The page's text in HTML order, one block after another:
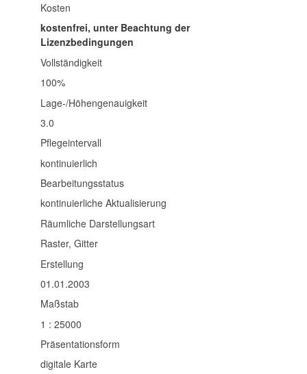
Kosten
kostenfrei, unter Beachtung der
Lizenzbedingungen
Vollständigkeit
100%
Lage-/Höhengenauigkeit
3.0
Pflegeintervall
kontinuierlich
Bearbeitungsstatus
kontinuierliche Aktualisierung
Räumliche Darstellungsart
Raster, Gitter
Erstellung
01.01.2003
Maßstab
1 : 25000
Präsentationsform
digitale Karte